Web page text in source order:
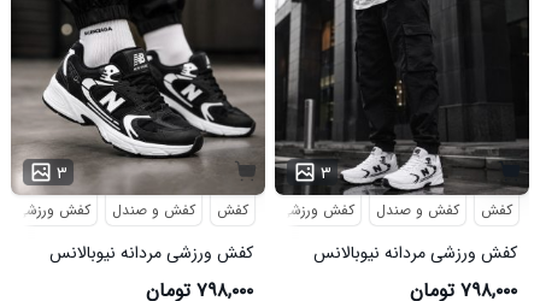
۳
کفش کفش و صندل کفش ورزشی
کفش ورزشی مردانه نیوبالانس
مدل NB مشکی
۷۹۸,۰۰۰ تومان
۳
کفش کفش و صندل کفش ورزشی
کفش ورزشی مردانه نیوبالانس
مدل NB سفید
۷۹۸,۰۰۰ تومان